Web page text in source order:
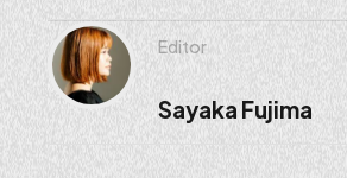
Editor
Sayaka Fujima